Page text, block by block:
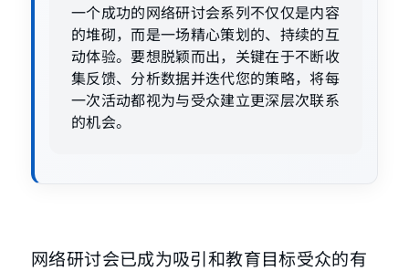
一个成功的网络研讨会系列不仅仅是内容
的堆砌，而是一场精心策划的、持续的互
动体验。要想脱颖而出，关键在于不断收
集反馈、分析数据并迭代您的策略，将每
一次活动都视为与受众建立更深层次联系
的机会。
网络研讨会已成为吸引和教育目标受众的有